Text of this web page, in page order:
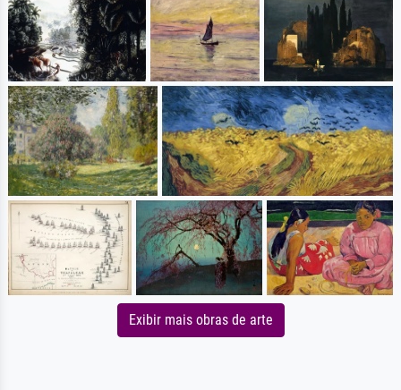
Exibir mais obras de arte